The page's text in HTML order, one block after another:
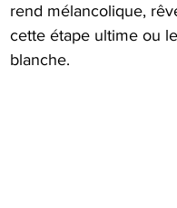
rend mélancolique,
cette étape ultime ou
blanche.